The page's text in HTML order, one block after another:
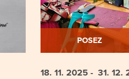
POSEZ
18. 11.2025 - 31. 12.